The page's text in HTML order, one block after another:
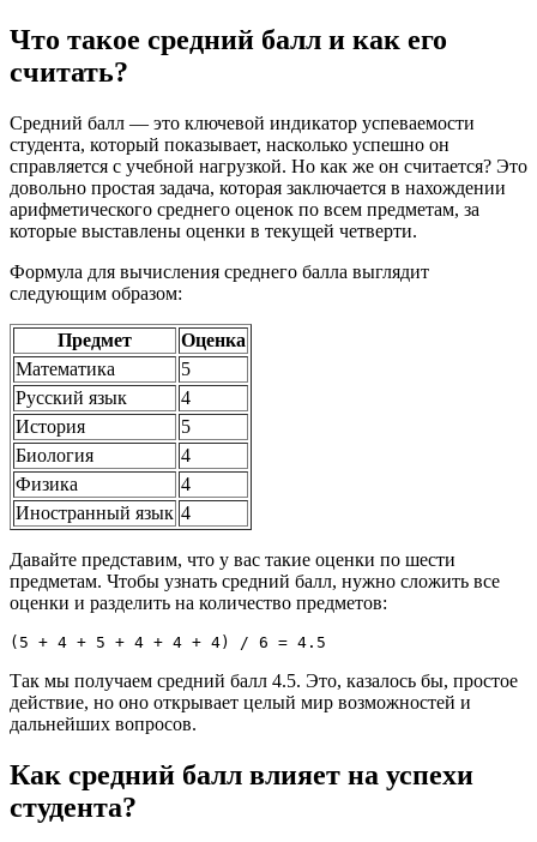
Что такое средний балл и как его
считать?
Средний балл — это ключевой индикатор успеваемости
студента, который показывает, насколько успешно он
справляется с учебной нагрузкой. Но как же он считается? Это
довольно простая задача, которая заключается в нахождении
арифметического среднего оценок по всем предметам, за
которые выставлены оценки в текущей четверти.
Формула для вычисления среднего балла выглядит
следующим образом:
Предмет
Оценка
Математика
5
Русский язык
4
История
5
Биология
4
Физика
4
Иностранный язык 4
Давайте представим, что у вас такие оценки по шести
предметам. Чтобы узнать средний балл, нужно сложить все
оценки и разделить на количество предметов:
Так мы получаем средний балл 4.5. Это, казалось бы, простое
действие, но оно открывает целый мир возможностей и
дальнейших вопросов.
Как средний балл влияет на успехи
студента?